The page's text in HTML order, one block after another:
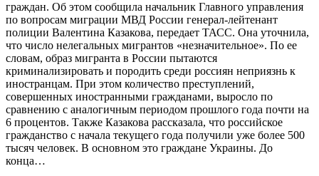
граждан. Об этом сообщила начальник Главного управления
по вопросам миграции МВД России генерал-лейтенант
полиции Валентина Казакова, передает ТАСС. Она уточнила,
что число нелегальных мигрантов «незначительное». По ее
словам, образ мигранта в России пытаются
криминализировать и породить среди россиян неприязнь к
иностранцам. При этом количество преступлений,
совершенных иностранными гражданами, выросло по
сравнению с аналогичным периодом прошлого года почти на
6 процентов. Также Казакова рассказала, что российское
гражданство с начала текущего года получили уже более 500
тысяч человек. В основном это граждане Украины. До
конца…